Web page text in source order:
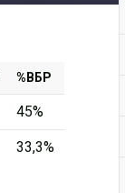
%ВБР
45%
33,3%